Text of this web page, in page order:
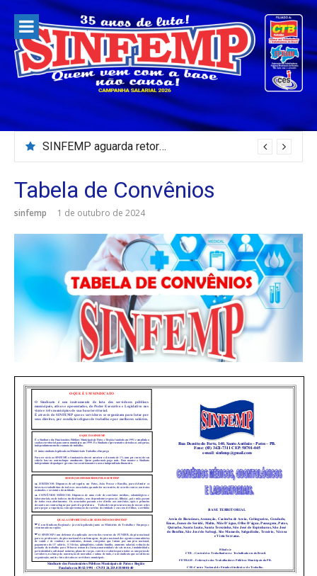
para
conteúdo
SINFEMP aguarda retorno as demandas dos servidores de Patos até dia 13 de agosto
Tabela de Convênios
sinfemp 1 de outubro de 2024